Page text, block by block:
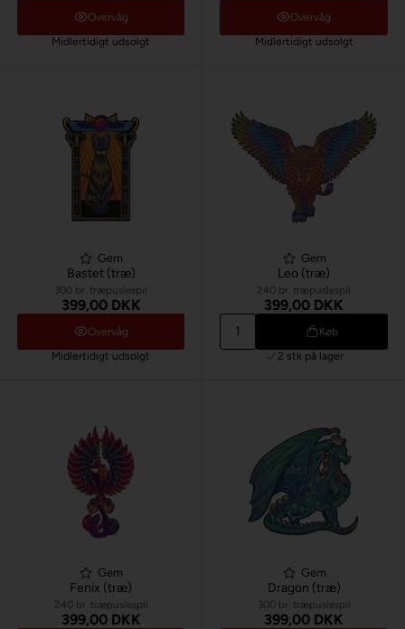
Overvåg
Midlertidigt udsolgt
Overvåg
Midlertidigt udsolgt
Gem
Bastet (træ)
300 br. træpuslespil
399,00 DKK
Overvåg
Midlertidigt udsolgt
Gem
Leo (træ)
240 br. træpuslespil
399,00 DKK
Køb
2 stk på lager
Gem
Fenix (træ)
240 br. træpuslespil
399,00 DKK
Gem
Dragon (træ)
300 br. træpuslespil
399,00 DKK